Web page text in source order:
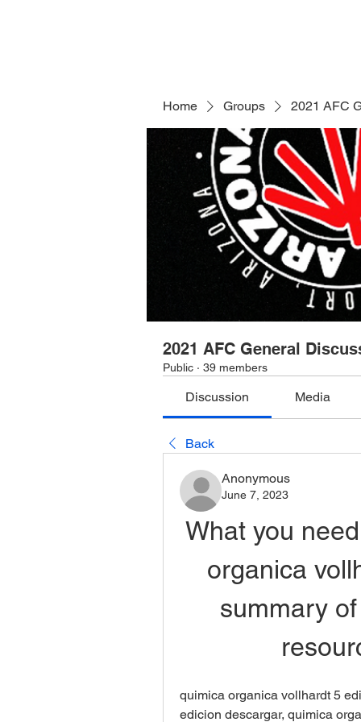
Home Groups 2021 AFC
2021 AFC General
Public · 39 members
Discussion Media
Back
Anonymous
June 7, 2023
What you
organica
summary
quimica organica vollhardt 5
edicion descargar, quimica